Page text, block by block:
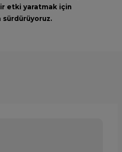
etki yaratmak için
sürdürüyoruz.